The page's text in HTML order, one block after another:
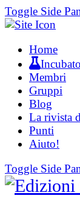
Toggle Side
Home
Membri
Gruppi
Blog
La rivista
Punti
Aiuto!
Toggle Side